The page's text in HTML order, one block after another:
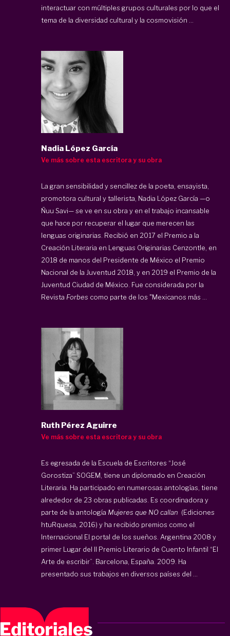
interactuar con múltiples grupos culturales por lo que el
tema de la diversidad cultural y la cosmovisión ...
Nadia López García
Ve más sobre esta escritora y su obra
La gran sensibilidad y sencillez de la poeta, ensayista,
promotora cultural y tallerista, Nadia López García —o
Ñuu Savi— se ve en su obra y en el trabajo incansable
que hace por recuperar el lugar que merecen las
lenguas originarias. Recibió en 2017 el Premio a la
Creación Literaria en Lenguas Originarias Cenzontle, en
2018 de manos del Presidente de México el Premio
Nacional de la Juventud 2018, y en 2019 el Premio de la
Juventud Ciudad de México. Fue considerada por la
Revista Forbes como parte de los "Mexicanos más ...
Ruth Pérez Aguirre
Ve más sobre esta escritora y su obra
Es egresada de la Escuela de Escritores “José
Gorostiza” SOGEM, tiene un diplomado en Creación
Literaria. Ha participado en numerosas antologías, tiene
alrededor de 23 obras publicadas. Es coordinadora y
parte de la antología Mujeres que NO callan (Ediciones
htuRquesa, 2016) y ha recibido premios como el
Internacional El portal de los sueños. Argentina 2008 y
primer Lugar del II Premio Literario de Cuento Infantil “El
Arte de escribir”. Barcelona, España. 2009. Ha
presentado sus trabajos en diversos países del ...